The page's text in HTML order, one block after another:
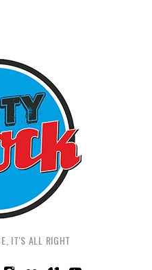
IT'S ALL RIGHT